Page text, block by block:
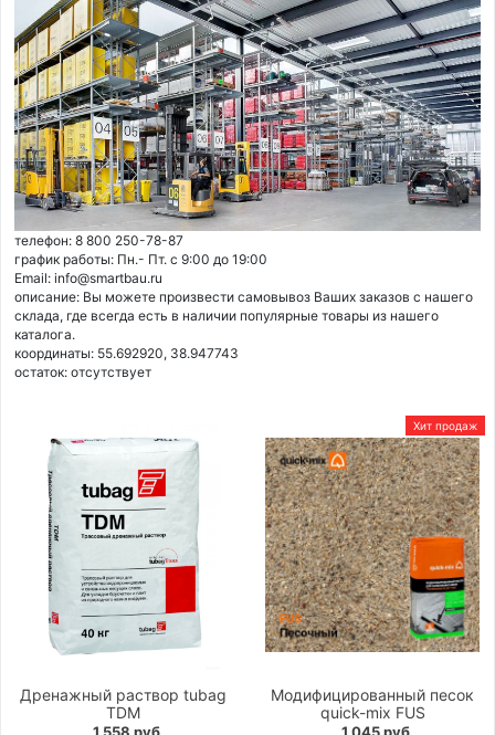
телефон: 8 800 250-78-87
график работы: Пн.- Пт. с 9:00 до 19:00
Email: info@smartbau.ru
описание: Вы можете произвести самовывоз Ваших заказов с нашего
склада, где всегда есть в наличии популярные товары из нашего
каталога.
координаты: 55.692920, 38.947743
остаток: отсутствует
Дренажный раствор tubag
TDM
Хит продаж
Модифицированный песок
quick-mix FUS